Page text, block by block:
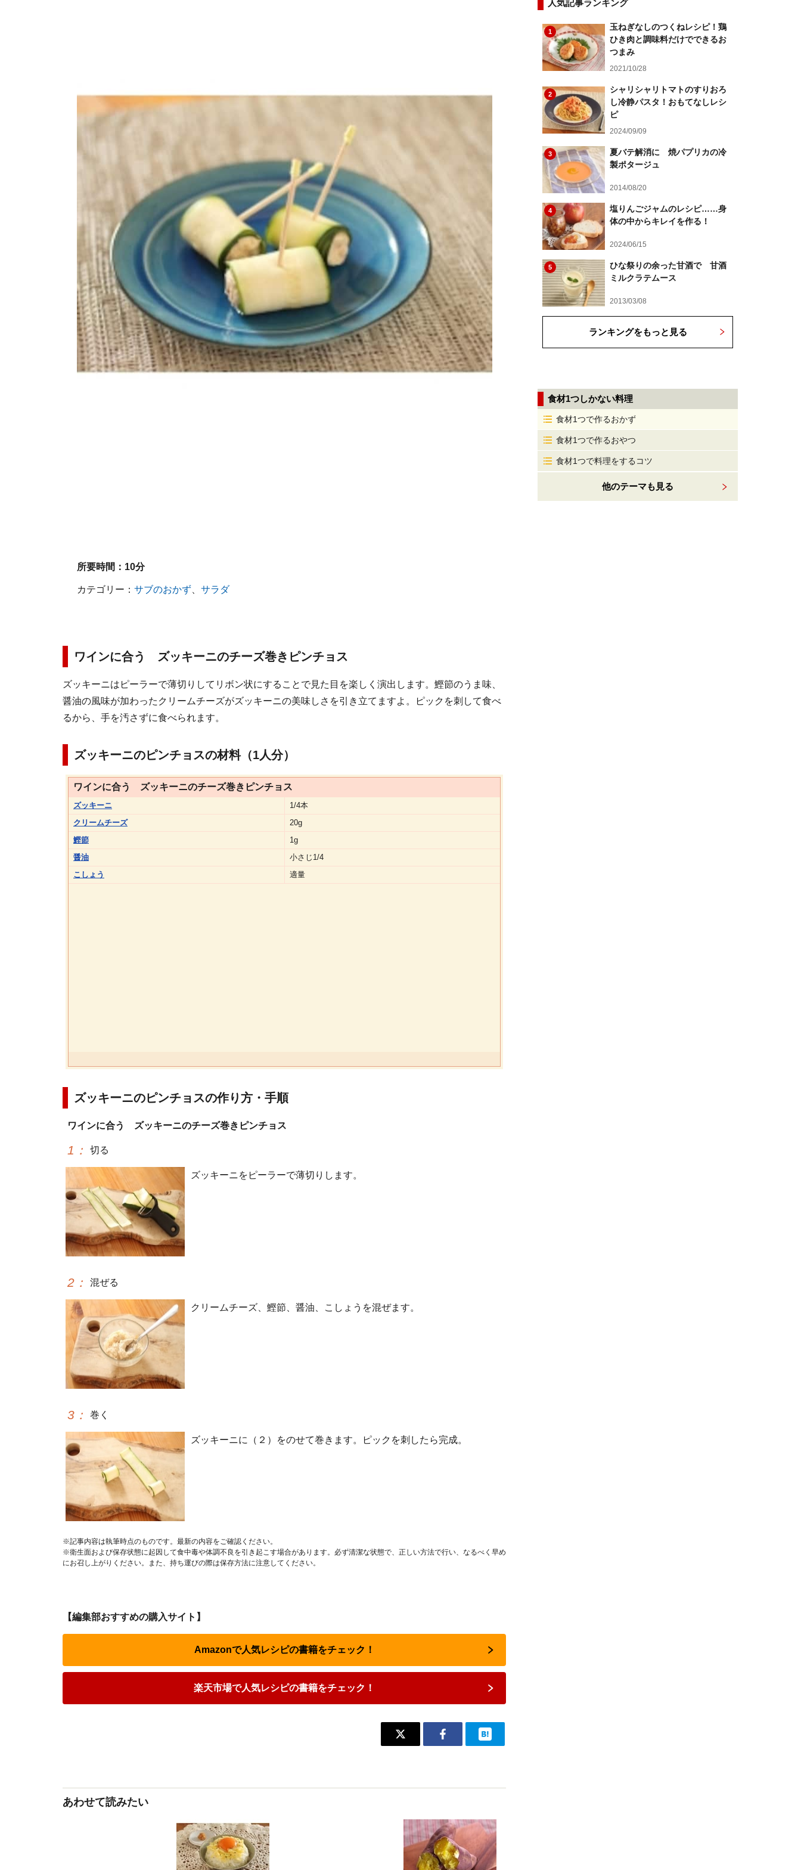
所要時間： 10分
カテゴリー： サブのおかず、 サラダ
ワインに合う ズッキーニのチーズ巻きピンチョス
ズッキーニはピーラーで薄切りしてリボン状にすることで見た目を楽しく演出します。鰹節のうま味、
醤油の風味が加わったクリームチーズがズッキーニの美味しさを引き立てますよ。ピックを刺して食べ
るから、手を汚さずに食べられます。
ズッキーニのピンチョスの材料（1人分）
ワインに合う ズッキーニのチーズ巻きピンチョス
ズッキーニ
1/4本
クリームチーズ
20g
鰹節
1g
醤油
小さじ1/4
こしょう
適量
ズッキーニのピンチョスの作り方・手順
ワインに合う ズッキーニのチーズ巻きピンチョス
1 ： 切る
ズッキーニをピーラーで薄切りします。
2 ： 混ぜる
クリームチーズ、鰹節、醤油、こしょうを混ぜます。
3 ： 巻く
ズッキーニに（２）をのせて巻きます。ピックを刺したら完成。
※記事内容は執筆時点のものです。最新の内容をご確認ください。
※衛生面および保存状態に起因して食中毒や体調不良を引き起こす場合があります。必ず清潔な状態で、正しい方法で行い、なるべく早め
にお召し上がりください。また、持ち運びの際は保存方法に注意してください。
【編集部おすすめの購入サイト】
Amazonで人気レシピの書籍をチェック！
楽天市場で人気レシピの書籍をチェック！
あわせて読みたい
人気記事ランキング
1
玉ねぎなしのつくねレシピ！鶏
ひき肉と調味料だけでできるお
つまみ
2021/10/28
2
シャリシャリトマトのすりおろ
し冷静パスタ！おもてなしレシ
ピ
2024/09/09
3
夏バテ解消に 焼パプリカの冷
製ポタージュ
2014/08/20
4
塩りんごジャムのレシピ……身
体の中からキレイを作る！
2024/06/15
5
ひな祭りの余った甘酒で 甘酒
ミルクラテムース
2013/03/08
ランキングをもっと見る
食材1つしかない料理
食材1つで作るおかず
食材1つで作るおやつ
食材1つで料理をするコツ
他のテーマも見る